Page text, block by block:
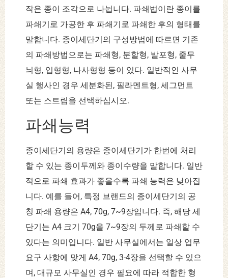
작은 종이 조각으로 나뉩니다. 파쇄법이란 종이를
파쇄기로 가공한 후 파쇄기로 파쇄한 후의 형태를
말합니다. 종이세단기의 구성방법에 따르면 기존
의 파쇄방법으로는 파쇄형, 분할형, 발포형, 줄무
늬형, 입형형, 나사형형 등이 있다. 일반적인 사무
실 행사인 경우 세분화된, 필라멘트형, 세그먼트
또는 스트립을 선택하십시오.
파쇄능력
종이세단기의 용량은 종이세단기가 한번에 처리
할 수 있는 종이두께와 종이수량을 말합니다. 일반
적으로 파쇄 효과가 좋을수록 파쇄 능력은 낮아집
니다. 예를 들어, 특정 브랜드의 종이세단기의 공
칭 파쇄 용량은 A4, 70g, 7~9장입니다. 즉, 해당 세
단기는 A4 크기 70g을 7~9장의 두께로 파쇄할 수
있다는 의미입니다. 일반 사무실에서는 일상 업무
요구 사항에 맞게 A4, 70g, 3-4장을 선택할 수 있으
며, 대규모 사무실인 경우 필요에 따라 적합한 형